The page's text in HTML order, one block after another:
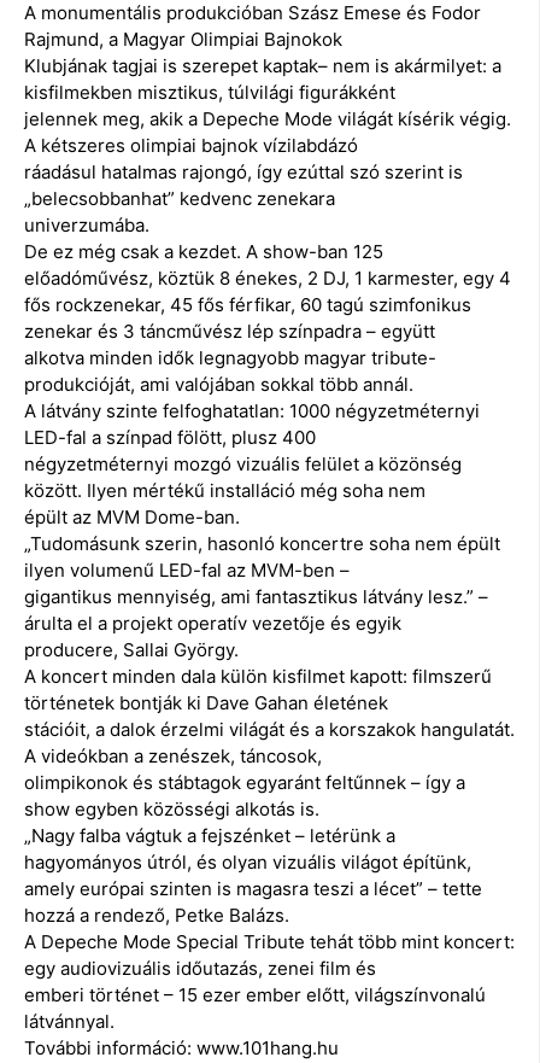
A monumentális produkcióban Szász Emese és Fodor
Rajmund, a Magyar Olimpiai Bajnokok
Klubjának tagjai is szerepet kaptak– nem is akármilyet: a
kisfilmekben misztikus, túlvilági figurákként
jelennek meg, akik a Depeche Mode világát kísérik végig.
A kétszeres olimpiai bajnok vízilabdázó
ráadásul hatalmas rajongó, így ezúttal szó szerint is
„belecsobbanhat” kedvenc zenekara
univerzumába.
De ez még csak a kezdet. A show-ban 125
előadóművész, köztük 8 énekes, 2 DJ, 1 karmester, egy 4
fős rockzenekar, 45 fős férfikar, 60 tagú szimfonikus
zenekar és 3 táncművész lép színpadra – együtt
alkotva minden idők legnagyobb magyar tribute-
produkcióját, ami valójában sokkal több annál.
A látvány szinte felfoghatatlan: 1000 négyzetméternyi
LED-fal a színpad fölött, plusz 400
négyzetméternyi mozgó vizuális felület a közönség
között. Ilyen mértékű installáció még soha nem
épült az MVM Dome-ban.
„Tudomásunk szerin, hasonló koncertre soha nem épült
ilyen volumenű LED-fal az MVM-ben –
gigantikus mennyiség, ami fantasztikus látvány lesz.” –
árulta el a projekt operatív vezetője és egyik
producere, Sallai György.
A koncert minden dala külön kisfilmet kapott: filmszerű
történetek bontják ki Dave Gahan életének
stációit, a dalok érzelmi világát és a korszakok hangulatát.
A videókban a zenészek, táncosok,
olimpikonok és stábtagok egyaránt feltűnnek – így a
show egyben közösségi alkotás is.
„Nagy falba vágtuk a fejszénket – letérünk a
hagyományos útról, és olyan vizuális világot építünk,
amely európai szinten is magasra teszi a lécet” – tette
hozzá a rendező, Petke Balázs.
A Depeche Mode Special Tribute tehát több mint koncert:
egy audiovizuális időutazás, zenei film és
emberi történet – 15 ezer ember előtt, világszínvonalú
látvánnyal.
További információ: www.101hang.hu